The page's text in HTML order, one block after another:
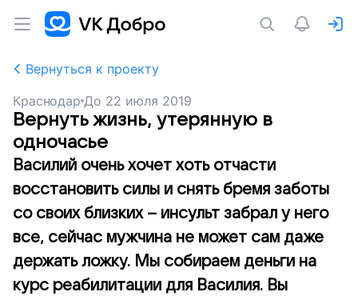
Вернуться к проекту
Краснодар До 22 июля 2019
Вернуть жизнь, утерянную в
одночасье
Василий очень хочет хоть отчасти
восстановить силы и снять бремя заботы
со своих близких – инсульт забрал у него
все, сейчас мужчина не может сам даже
держать ложку. Мы собираем деньги на
курс реабилитации для Василия. Вы